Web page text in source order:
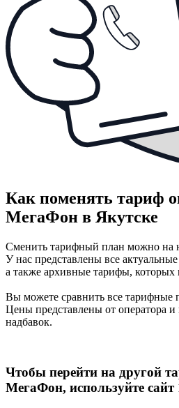
Как поменять тариф
МегаФон в Якутске
Сменить тарифный план можно на
У нас представлены все
а также архивные тарифы, которых
Вы можете сравнить все тарифные
Цены представлены от оператора
надбавок.
Чтобы перейти на другой
МегаФон, используйте сайт